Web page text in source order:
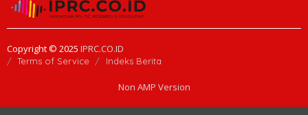
Copyright © 2025 IPRC.CO.ID
Terms of Service Indeks Berita
Non AMP Version